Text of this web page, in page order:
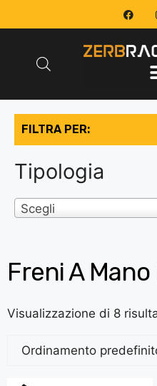
FILTRA PER:
Tipologia
Scegli
Freni A
Visualizzazione di 8